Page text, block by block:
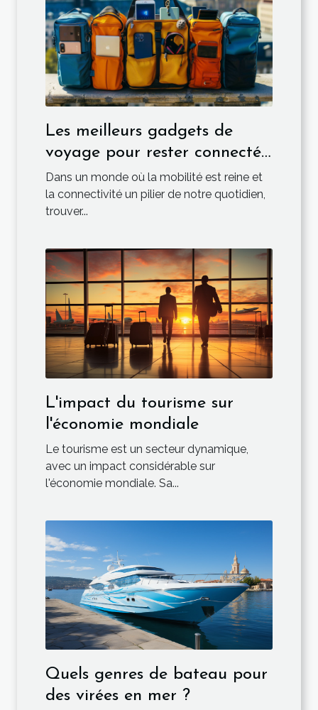
Les meilleurs gadgets de
voyage pour rester connecté
en déplacement
Dans un monde où la mobilité est reine et
la connectivité un pilier de notre quotidien,
trouver...
L'impact du tourisme sur
l'économie mondiale
Le tourisme est un secteur dynamique,
avec un impact considérable sur
l'économie mondiale. Sa...
Quels genres de bateau pour
des virées en mer ?